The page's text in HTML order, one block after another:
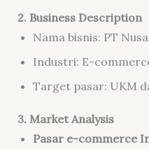
2. Business Description
Nama bisnis: PT
Industri: E-
Target pasar: UKM
3. Market Analysis
Pasar e-commerce